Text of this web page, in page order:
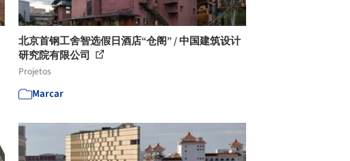
北京首钢工舍智选假日酒店“仓阁” / 中国建筑设计
研究院有限公司
Projetos
Marcar